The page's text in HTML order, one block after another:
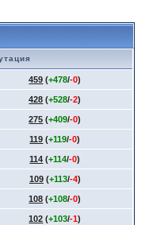
459 (+478/-0)
428 (+528/-2)
275 (+409/-0)
119 (+119/-0)
114 (+114/-0)
109(+113/-4)
108 (+108/-0)
102 (+103/-1)